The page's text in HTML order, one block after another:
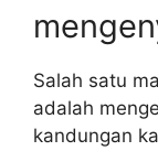
Salah satu
adalah
kandungan